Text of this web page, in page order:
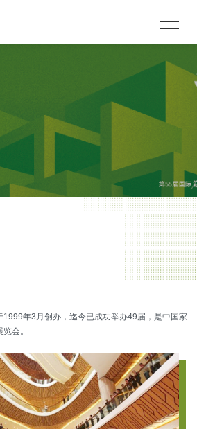
1999年3月创办，迄今已成功举办49届，是中国家
会。